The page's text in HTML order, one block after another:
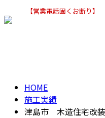
【営業電話固くお断り】
HOME
施工実績
津島市 木造住宅改